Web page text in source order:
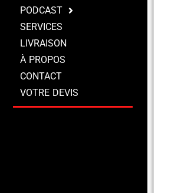
PODCAST
SERVICES
LIVRAISON
À PROPOS
CONTACT
VOTRE DEVIS